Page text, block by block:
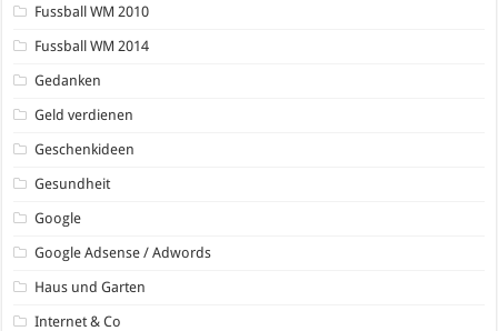
Fussball WM 2010
Fussball WM 2014
Gedanken
Geld verdienen
Geschenkideen
Gesundheit
Google
Google Adsense / Adwords
Haus und Garten
Internet & Co